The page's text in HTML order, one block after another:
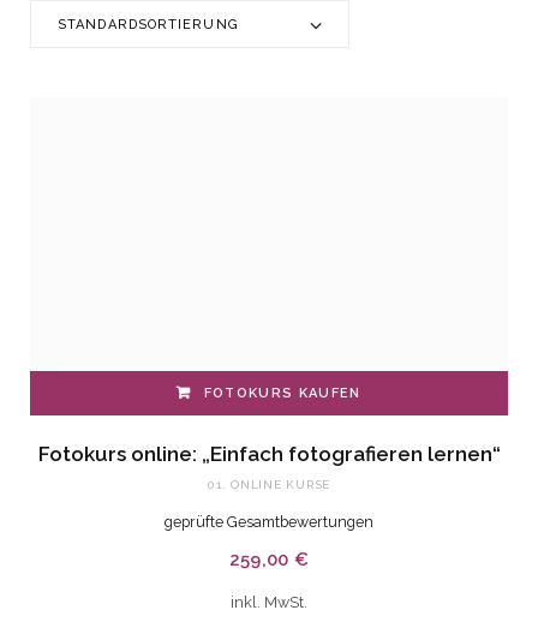
STANDARDSORTIERUNG
FOTOKURS KAUFEN
Fotokurs online: „Einfach fotografieren lernen“
01. ONLINE KURSE
geprüfte Gesamtbewertungen
259,00 €
inkl. MwSt.